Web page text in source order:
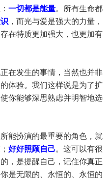
一切都是能量。所有生命都
，而光与爱是强大的力量，
在特质更加强大，也更加有
在发生的事情，当然也并非
体验。我们这样说是为了扩
你能够深思熟虑并明智地选
能扮演的最重要的角色，就
好好照顾自己。这可以有很
，是提醒自己，记住你真正
是无限的、永恒的、永恒的